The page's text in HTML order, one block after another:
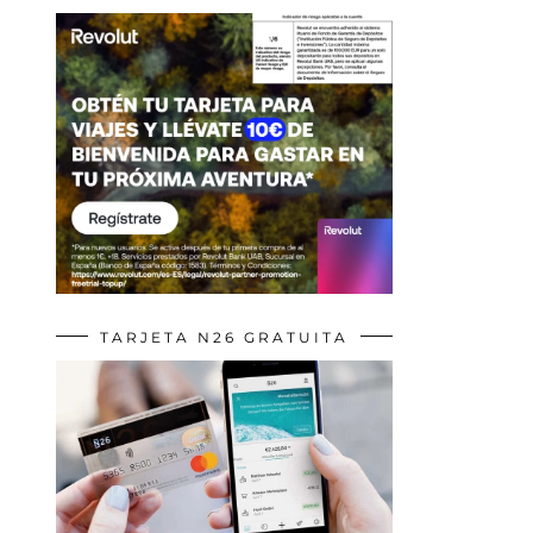
TARJETA N26 GRATUITA